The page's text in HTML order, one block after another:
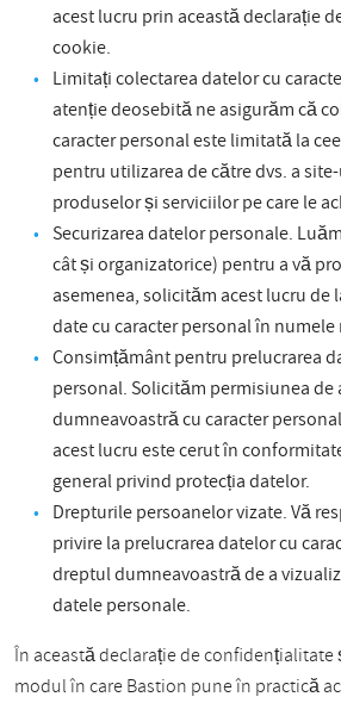
acest lucru prin această declarație
cookie.
Limitați colectarea datelor cu
atenție deosebită ne asigurăm că
caracter personal este limitată la
pentru utilizarea de către dvs. a
produselor și serviciilor pe care le
Securizarea datelor personale.
cât și organizatorice) pentru a vă
asemenea, solicităm acest lucru de
date cu caracter personal în numele
Consimțământ pentru prelucrarea
personal. Solicităm permisiunea de
dumneavoastră cu caracter
acest lucru este cerut în
general privind protecția datelor.
Drepturile persoanelor vizate. Vă
privire la prelucrarea datelor cu
dreptul dumneavoastră de a
datele personale.
În această declarație de
modul în care Bastion pune în practică